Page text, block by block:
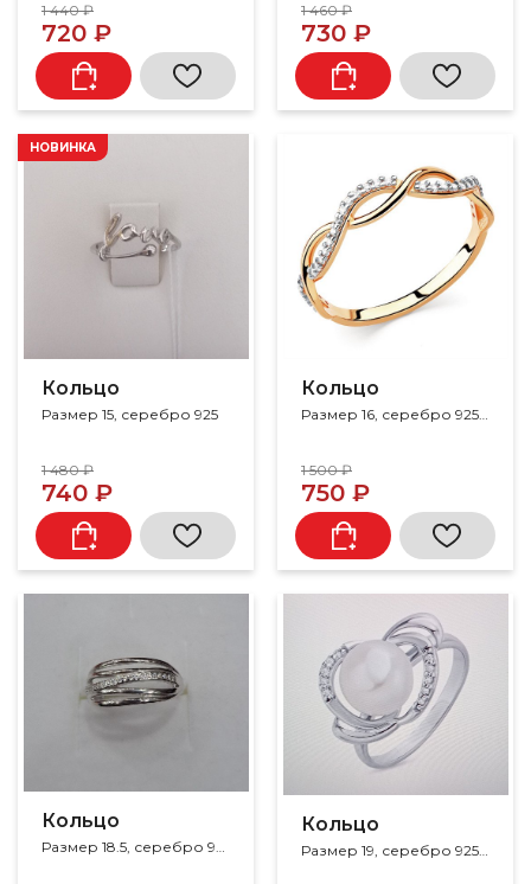
1 440 ₽
720 ₽
1 460 ₽
730 ₽
Кольцо
Размер 15, серебро 925
НОВИНКА
1 480 ₽
740 ₽
Кольцо
Размер 16, серебро 925, фианит
1 500 ₽
750 ₽
Кольцо Кольцо